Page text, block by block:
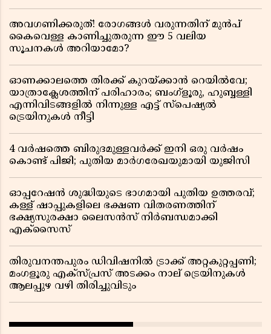
അവഗണിക്കരുത്! രോഗങ്ങൾ വരുന്നതിന് മുൻപ്
കൈവെള്ള കാണിച്ചുതരുന്ന ഈ 5 വലിയ
സൂചനകൾ അറിയാമോ?
ഓണക്കാലത്തെ തിരക്ക് കുറയ്ക്കാൻ റെയിൽവേ;
യാത്രാക്ലേശത്തിന് പരിഹാരം; ബംഗ്ളൂരു, ഹുബ്ബള്ളി
എന്നിവിടങ്ങളിൽ നിന്നുള്ള എട്ട് സ്പെഷ്യൽ
ട്രെയിനുകൾ നീട്ടി
4 വർഷത്തെ ബിരുദമുള്ളവർക്ക് ഇനി ഒരു വർഷം
കൊണ്ട് പിജി; പുതിയ മാർഗരേഖയുമായി യുജിസി
ഓപ്പറേഷൻ ശുദ്ധിയുടെ ഭാഗമായി പുതിയ ഉത്തരവ്;
കള്ള് ഷാപ്പുകളിലെ ഭക്ഷണ വിതരണത്തിന്
ഭക്ഷ്യസുരക്ഷാ ലൈസൻസ് നിർബന്ധമാക്കി
എക്സൈസ്
തിരുവനന്തപുരം ഡിവിഷനിൽ ട്രാക്ക് അറ്റകുറ്റപ്പണി;
മംഗളൂരു എക്സ്പ്രസ് അടക്കം നാല് ട്രെയിനുകൾ
ആലപ്പുഴ വഴി തിരിച്ചുവിടും